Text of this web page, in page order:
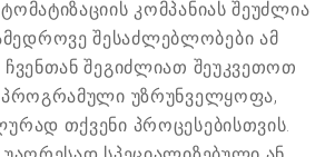
კომპანიას შეუძლია
შესაძლებლობები ამ
შეგიძლიათ შეუკვეთოთ
პროგრამული უზრუნველყოფა,
თქვენი პროცესებისთვის.